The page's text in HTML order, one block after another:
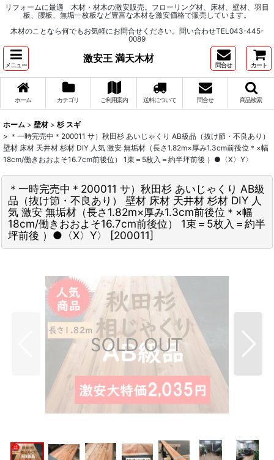
リフォームに最適 木材・材木の激安販売。フローリング材、床材、壁材、羽目
板、腰板、無垢一枚板など豊富な木材を激安価格で販売しています。
木材のことなら何でもお気軽にお問合せください。問い合わせTEL043-445-
0089
メニュー
激安王 満天木材
問合せ カート
ホーム カテゴリ ご利用案内 送料について 問合せ 商品検索
ホーム > 壁材 > 杉 スギ
> ＊一時完売中＊200011 サ）秋田杉 あいじゃくり AB級品（抜け節・不良あり）
壁材 床材 天井材 杉材 DIY 人気 激安 無垢材（長さ1.82m×厚み1.3cm前後位＊×幅
18cm/働きおおよそ16.7cm前後位） 1束＝5枚入＝約半坪前後 ）●〈X〉Y〉
＊一時完売中＊200011 サ）秋田杉 あいじゃくり AB級
品（抜け節・不良あり） 壁材 床材 天井材 杉材 DIY 人
気 激安 無垢材（長さ1.82m×厚み1.3cm前後位＊×幅
18cm/働きおおよそ16.7cm前後位） 1束＝5枚入＝約半
坪前後 ）●〈X〉Y〉
[200011]